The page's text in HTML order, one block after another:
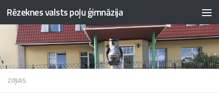
Skip to content
Rēzeknes valsts poļu ģimnāzija
ZIŅAS